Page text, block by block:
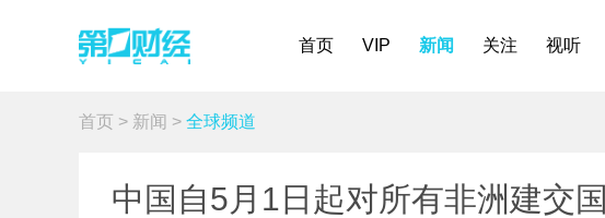
首页 VIP 新闻 关注 视听
首页 > 新闻 > 全球频道
中国自5月1日起对所有非洲建交